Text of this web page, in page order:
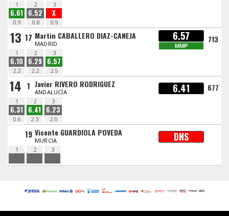
1
6.61
0.9
2
6.52
0.8
3
X
0.9
13 17 Martin CABALLERO DIAZ-CANEJA
MADRID
6.57
MMP
713
1
6.10
2.2
2
6.29
2.2
3
6.57
2.5
14 1 Javier RIVERO RODRIGUEZ
ANDALUCÍA 6.41 677
1
6.31
0.6
2
6.41
2.3
3
6.23
2.0
19 Vicente GUARDIOLA POVEDA
MURCIA DNS
1 2 3